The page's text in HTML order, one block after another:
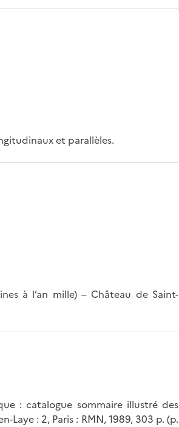
et parallèles.
à l’an mille) – Château de Saint-
: catalogue sommaire illustré des
: 2, Paris : RMN, 1989, 303 p. (p.